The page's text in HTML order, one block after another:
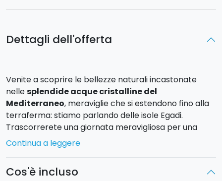
Dettagli dell'offerta
Venite a scoprire le bellezze naturali incastonate
nellesplendide acque cristalline del
Mediterraneo, meraviglie che si estendono fino alla
terraferma: stiamo parlando delle isole Egadi.
Trascorrerete una giornata meravigliosa per una
minicrocieraalla scoperta della
delle isole Egadi
Arrivo previsto a Favignana all 10:30, dove verranno
Continua a leggere
Cos'è incluso